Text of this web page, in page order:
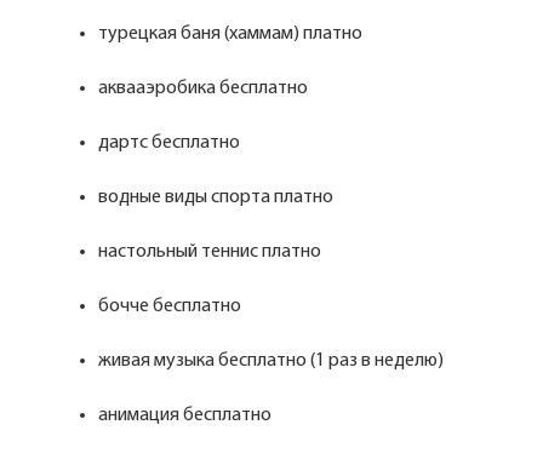
турецкая баня (хаммам) платно
аквааэробика бесплатно
дартс бесплатно
водные виды спорта платно
настольный теннис платно
бочче бесплатно
живая музыка бесплатно (1 раз в неделю)
анимация бесплатно